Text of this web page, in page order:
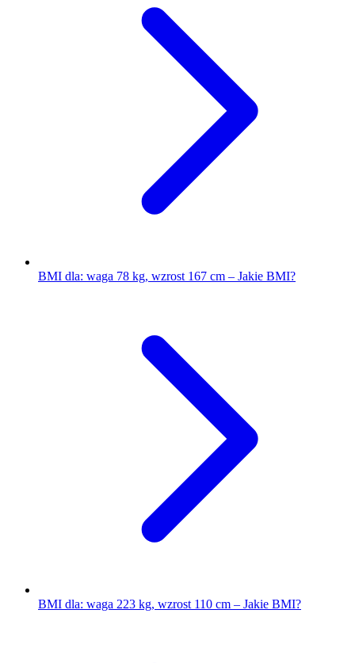
BMI dla: waga 78 kg, wzrost 167 cm – Jakie BMI?
BMI dla: waga 223 kg, wzrost 110 cm – Jakie BMI?